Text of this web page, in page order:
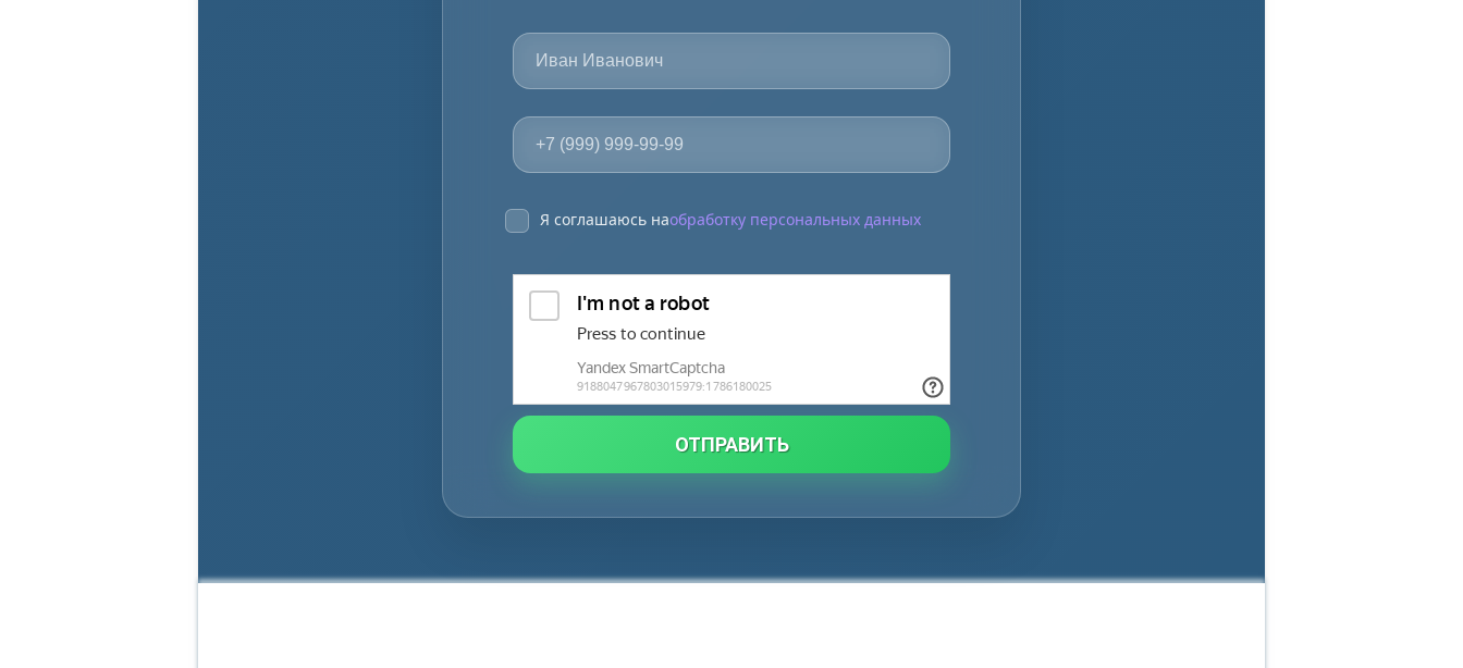
Я соглашаюсь наобработку персональных данных
ОТПРАВИТЬ